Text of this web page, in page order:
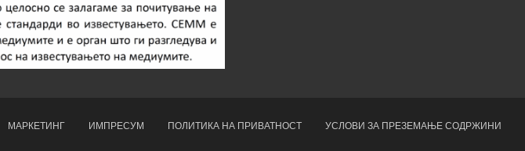
МАРКЕТИНГ ИМПРЕСУМ ПОЛИТИКА НА ПРИВАТНОСТ УСЛОВИ ЗА ПРЕЗЕМАЊЕ СОДРЖИНИ